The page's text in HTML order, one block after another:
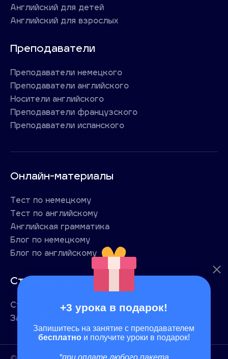
Английский для детей
Английский для взрослых
Преподаватели
Преподаватели немецкого
Преподаватели английского
Носители английского
Преподаватели французского
Преподаватели испанского
Онлайн-материалы
Тест по немецкому
Тест по английскому
Английская грамматика
Блог по немецкому
Блог по английскому
Стоимость
Стоимость
Записаться на курс
+3 урока в подарок!
Запишитесь на занятие с преподавателем
бесплатнои получите уроки в подарок!